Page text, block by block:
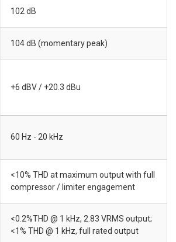
102 dB
104 dB (momentary peak)
+6 dBV / +20.3 dBu
60 Hz - 20 kHz
<10% THD at maximum output with full
compressor / limiter engagement
<0.2%THD @ 1 kHz, 2.83 VRMS output;
<1% THD @ 1 kHz, full rated output